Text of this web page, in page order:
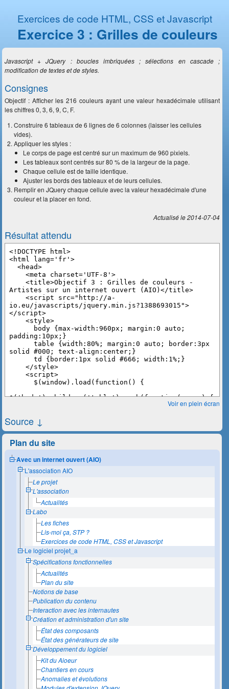
Exercices de code HTML, CSS et Javascript
Exercice 3 : Grilles de couleurs
Javascript + JQuery : boucles imbriquées ; sélections en cascade ;
modification de textes et de styles.
Consignes
Objectif : Afficher les 216 couleurs ayant une valeur hexadécimale utilisant
les chiffres 0, 3, 6, 9, C, F.
Construire 6 tableaux de 6 lignes de 6 colonnes (laisser les cellules
vides).
Appliquer les styles :
Le corps de page est centré sur un maximum de 960 pixiels.
Les tableaux sont centrés sur 80 % de la largeur de la page.
Chaque cellule est de taille identique.
Ajuster les bords des tableaux et de leurs cellules.
Remplir en JQuery chaque cellule avec la valeur hexadécimale d'une
couleur et la placer en fond.
Actualisé le 2014-07-04
Résultat attendu
Voir en plein écran
Source ↓
Plan du site
Avec un internet ouvert (AIO)
L'association AIO
Le projet
L'association
Actualités
Labo
Les fiches
Lis-moi ça, STP ?
Exercices de code HTML, CSS et Javascript
Le logiciel projet_a
Spécifications fonctionnelles
Actualités
Plan du site
Notions de base
Publication du contenu
Interaction avec les internautes
Création et administration d'un site
État des composants
État des générateurs de site
Développement du logiciel
Kit du Aioeur
Chantiers en cours
Anomalies et évolutions